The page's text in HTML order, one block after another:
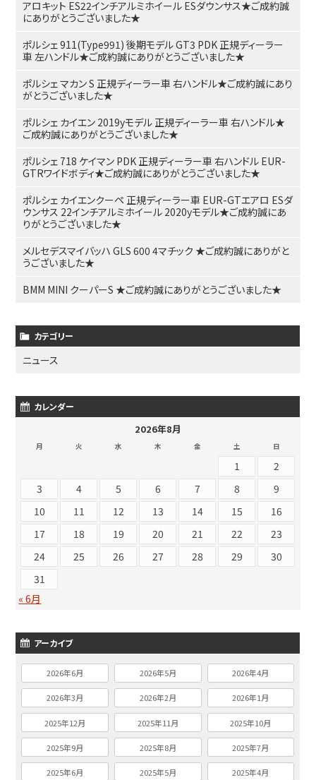
アロキット ES22インチアルミホイール ESダウンサス★ご成約誠
にありがとうございました★
ポルシェ 911(Type991) 後期モデル GT3 PDK 正規ディーラー
車 左ハンドル★ご成約誠にありがとうございました★
ポルシェ マカン S 正規ディーラー車 右ハンドル★ご成約誠にあり
がとうございました★
ポルシェ カイエン 2019yモデル 正規ディーラー車 右ハンドル★
ご成約誠にありがとうございました★
ポルシェ 718 ケイマン PDK 正規ディーラー車 右ハンドル EUR-
GTRワイドボディ★ご成約誠にありがとうございました★
ポルシェ カイエンクーペ 正規ディーラー車 EUR-GTエアロ ESダ
ウンサス 22インチアルミホイール 2020yモデル★ご成約誠にあ
りがとうございました★
メルセデスマイバッハ GLS 600 4マチック ★ご成約誠にありがと
うございました★
BMM MINI クーパーS ★ご成約誠にありがとうございました★
カテゴリー
ニュース
カレンダー
2026年8月
月 火 水 木 金 土 日
1
2
3
4 5 6 7 8
9
10
11 12 13 14 15
16
17
18 19 20 21 22
23
24
25 26 27 28 29
30
31
« 6月
アーカイブ
2026年6月 2026年5月 2026年4月
2026年3月 2026年2月 2026年1月
2025年12月 2025年11月 2025年10月
2025年9月 2025年8月 2025年7月
2025年6月 2025年5月 2025年4月